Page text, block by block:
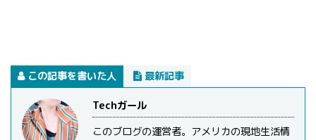
この記事を書いた人 最新記事
Techガール
このブログの運営者。アメリカの現地生活情